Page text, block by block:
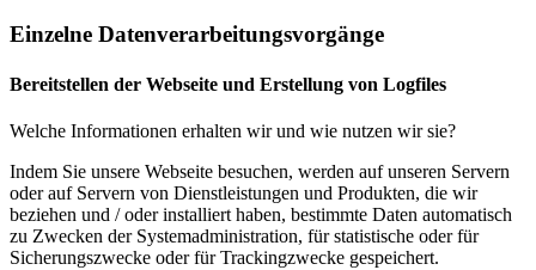
Einzelne Datenverarbeitungsvorgänge
Bereitstellen der Webseite und Erstellung von Logfiles
Welche Informationen erhalten wir und wie nutzen wir sie?
Indem Sie unsere Webseite besuchen, werden auf unseren Servern
oder auf Servern von Dienstleistungen und Produkten, die wir
beziehen und / oder installiert haben, bestimmte Daten automatisch
zu Zwecken der Systemadministration, für statistische oder für
Sicherungszwecke oder für Trackingzwecke gespeichert.